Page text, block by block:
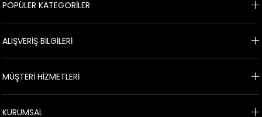
POPÜLER KATEGORİLER
ALIŞVERİŞ BİLGİLERİ
MÜŞTERİ HİZMETLERİ
KURUMSAL